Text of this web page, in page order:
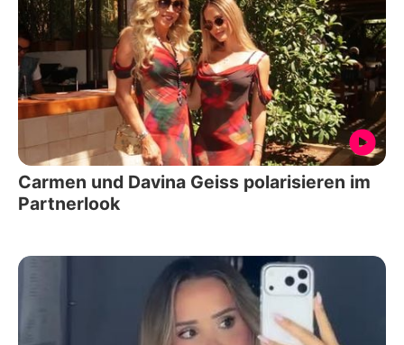
Carmen und Davina Geiss polarisieren im
Partnerlook